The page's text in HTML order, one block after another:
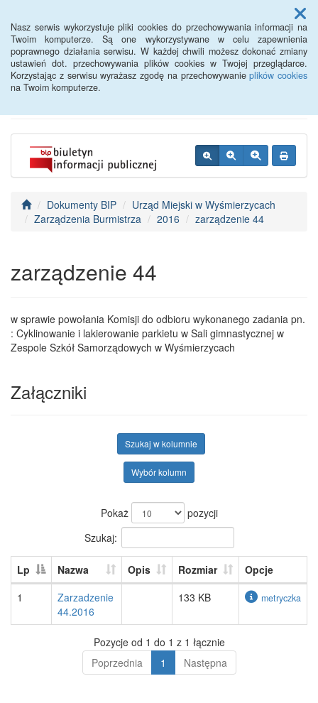
Nasz serwis wykorzystuje pliki cookies do przechowywania informacji na
Twoim komputerze. Są one wykorzystywane w celu zapewnienia
poprawnego działania serwisu. W każdej chwili możesz dokonać zmiany
ustawień dot. przechowywania plików cookies w Twojej przeglądarce.
Korzystając z serwisu wyrażasz zgodę na przechowywanieplików cookies
na Twoim komputerze.
Menu
BIP - Urząd Miejski
Wyśmierzyce
Dokumenty BIP
Urząd Miejski w Wyśmierzycach
Zarządzenia Burmistrza
2016 zarządzenie 44
zarządzenie 44
w sprawie powołania Komisji do odbioru wykonanego zadania pn.
: Cyklinowanie i lakierowanie parkietu w Sali gimnastycznej w
Zespole Szkół Samorządowych w Wyśmierzycach
Załączniki
Szukaj w kolumnie
Wybór kolumn
Pokaż
pozycji
Szukaj:
Lp Nazwa Opis Rozmiar
Opcje
1
Zarzadzenie
44.2016
133 KB metryczka
Pozycje od 1 do 1 z 1 łącznie
Poprzednia
1 Następna